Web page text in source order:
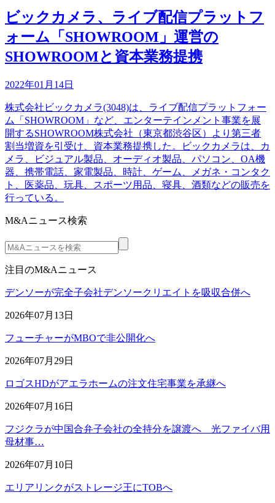
ビックカメラ、ライブ配信プラットフ
ォーム「SHOWROOM」運営の
SHOWROOMと資本業務提携
2022年01月14日
株式会社ビックカメラ(3048)は、ライブ配信プラットフォー
ム「SHOWROOM」など、エンターテインメント事業を展
開するSHOWROOM株式会社（東京都渋谷区）より第三者
割当増資を引受け、資本業務提携した。ビックカメラは、カ
メラ、ビジュアル製品、オーディオ製品、パソコン、OA機
器、携帯電話、家電製品、時計、ゲーム、メガネ・コンタク
ト、医薬品、玩具、スポーツ用品、寝具、酒類などの販売を
行っている。
M&Aニュース検索
注目のM&Aニュース
デンソーが完全子会社デンソークリエイトを吸収合併へ
2026年07月13日
フューチャーがMBOで非公開化へ
2026年07月29日
ロゴスHDがアエラホームの注文住宅事業を承継へ
2026年07月16日
フジクラが中国合弁子会社の全持分を譲渡へ 光ファイバ用
母材事…
2026年07月10日
エリアリンクがストレージ王にTOBへ